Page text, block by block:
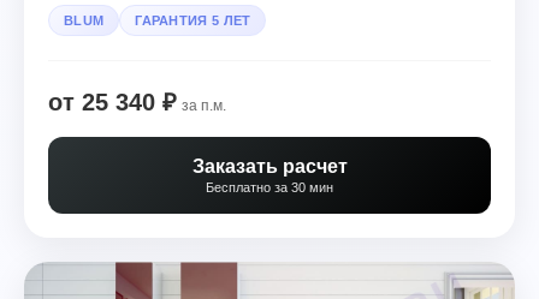
BLUM ГАРАНТИЯ 5 ЛЕТ
от 25 340 ₽ за п.м.
Заказать расчет
Бесплатно за 30 мин